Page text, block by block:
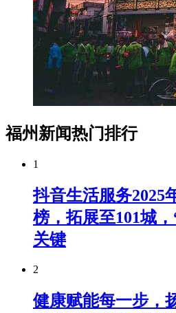
福州新闻热门排行
1
抖音生活服务2025
榜，拓展至101城
关键
2
健康赋能每一步，